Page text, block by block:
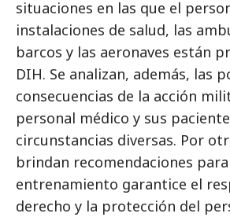
situaciones en las que el
instalaciones de salud, las
barcos y las aeronaves están
DIH. Se analizan, además, las
consecuencias de la acción
personal médico y sus
circunstancias diversas. Por
brindan recomendaciones
entrenamiento garantice el
derecho y la protección del